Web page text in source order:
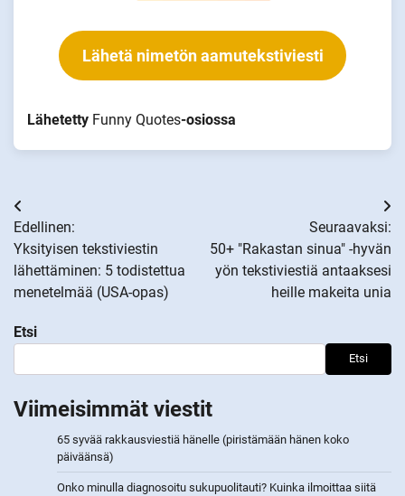
Lähetä nimetön aamutekstiviesti
Lähetetty Funny Quotes-osiossa
Artikkelien
selaus
Edellinen:
Yksityisen tekstiviestin
lähettäminen: 5 todistettua
menetelmää (USA-opas)
Seuraavaksi:
50+ "Rakastan sinua" -hyvän
yön tekstiviestiä antaaksesi
heille makeita unia
Etsi
Etsi
Viimeisimmät viestit
65 syvää rakkausviestiä hänelle (piristämään hänen koko
päiväänsä)
Onko minulla diagnosoitu sukupuolitauti? Kuinka ilmoittaa siitä